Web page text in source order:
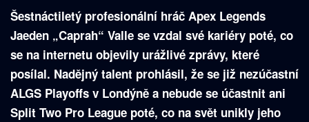
Šestnáctiletý profesionální hráč Apex Legends
Jaeden „Caprah“ Valle se vzdal své kariéry poté, co
se na internetu objevily urážlivé zprávy, které
posílal. Nadějný talent prohlásil, že se již nezúčastní
ALGS Playoffs v Londýně a nebude se účastnit ani
Split Two Pro League poté, co na svět unikly jeho